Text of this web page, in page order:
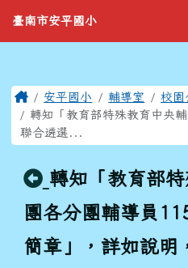
臺南市安平國小
導覽列
臺南市安平國小
主內容區域
Home安平國小 輔導室
校園
轉知「教育部特殊教育中央
聯合遴選...
回上頁
轉知「教育部
團各分團輔導員
簡章」，詳如說明
頁尾區域